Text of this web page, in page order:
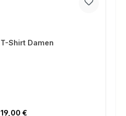
SPES - T-Shirt Damen
Regulärer Preis:
19,00 €